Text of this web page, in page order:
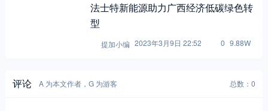
法士特新能源助力广西经济低碳绿色转
型
提加小编 2023年3月9日 22:52 0 9.88W
评论 A 为本文作者，G 为游客 总数：0